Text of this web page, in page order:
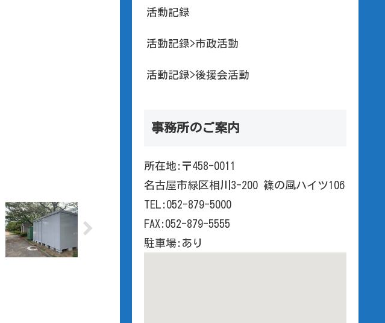
活動記録
活動記録>市政活動
活動記録>後援会活動
事務所のご案内
所在地:〒458-0011
名古屋市緑区相川3-200 篠の風ハイツ106
TEL:052-879-5000
FAX:052-879-5555
駐車場:あり